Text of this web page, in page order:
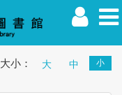
其他 訪客
小： 大 中 小